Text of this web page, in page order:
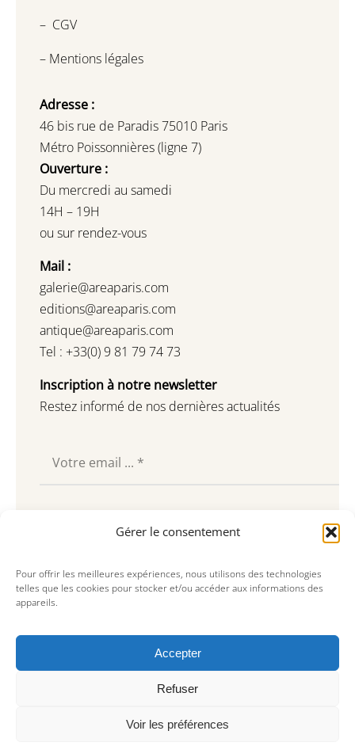
Gérer le consentement
Pour offrir les meilleures expériences, nous utilisons des technologies
telles que les cookies pour stocker et/ou accéder aux informations des
appareils.
Accepter
Refuser
Voir les préférences
– CGV
– Mentions légales
Adresse :
46 bis rue de Paradis 75010 Paris
Métro Poissonnières (ligne 7)
Ouverture :
Du mercredi au samedi
14H – 19H
ou sur rendez-vous
Mail :
galerie@areaparis.com
editions@areaparis.com
antique@areaparis.com
Tel : +33(0) 9 81 79 74 73
Inscription à notre newsletter
Restez informé de nos dernières actualités
Souscrire